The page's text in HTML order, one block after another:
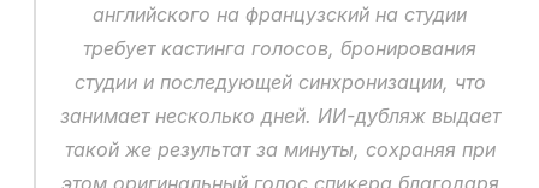
английского на французский на студии
требует кастинга голосов, бронирования
студии и последующей синхронизации, что
занимает несколько дней. ИИ-дубляж выдает
такой же результат за минуты, сохраняя при